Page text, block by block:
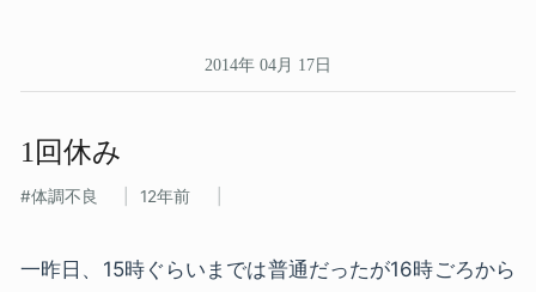
2014年 04月 17日
1回休み
体調不良 12年前
一昨日、15時ぐらいまでは普通だったが16時ごろから